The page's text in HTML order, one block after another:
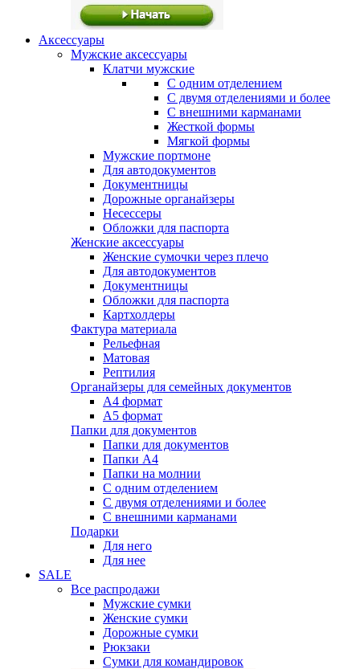
Аксессуары
Мужские аксессуары
Клатчи мужские
С одним отделением
С двумя отделениями и более
С внешними карманами
Жесткой формы
Мягкой формы
Мужские портмоне
Для автодокументов
Документницы
Дорожные органайзеры
Несессеры
Обложки для паспорта
Женские аксессуары
Женские сумочки через плечо
Для автодокументов
Документницы
Обложки для паспорта
Картхолдеры
Фактура материала
Рельефная
Матовая
Рептилия
Органайзеры для семейных документов
А4 формат
А5 формат
Папки для документов
Папки для документов
Папки А4
Папки на молнии
С одним отделением
С двумя отделениями и более
С внешними карманами
Подарки
Для него
Для нее
SALE
Все распродажи
Мужские сумки
Женские сумки
Дорожные сумки
Рюкзаки
Сумки для командировок